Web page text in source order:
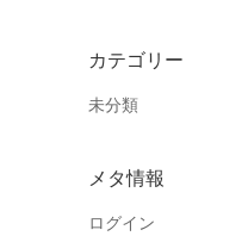
カテゴリー
未分類
メタ情報
ログイン